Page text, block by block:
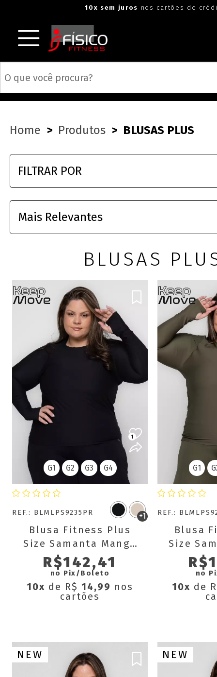
10x sem juros nos cartões de
Home Produtos BLUSAS PLUS
FILTRAR POR
BLUSAS
1
REF.: BLMLPS9235PR +1
Blusa Fitness Plus
Size Samanta Manga
Longa com Dedinho
R$142,41
no Pix/Boleto
10x de R$ 14,99 nos
cartões
G1 G2 G3 G4
REF.:
Blusa
Size
Longa
no
10x de
G1
NEW NEW